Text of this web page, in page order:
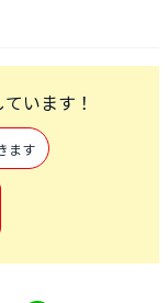
います！
ます